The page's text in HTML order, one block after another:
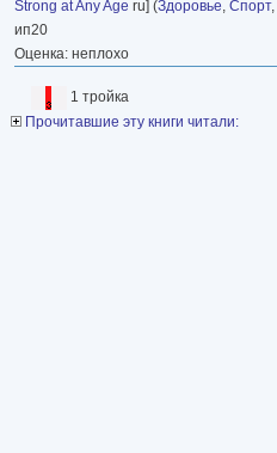
Strong at Any Age ru] (Здоровье, Спорт,
ип20
Оценка: неплохо
1 тройка
Прочитавшие эту книги читали: